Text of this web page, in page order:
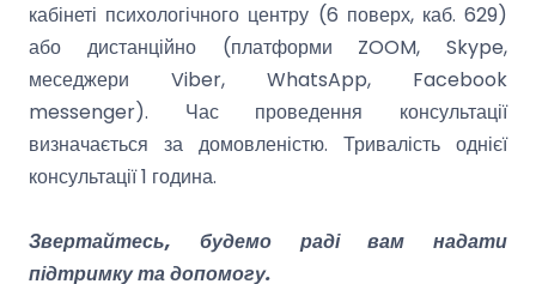
кабінеті психологічного центру (6 поверх, каб. 629)
або дистанційно (платформи ZOOM, Skype,
меседжери Viber, WhatsApp, Facebook
messenger). Час проведення консультації
визначається за домовленістю. Тривалість однієї
консультації 1 година.
Звертайтесь, будемо раді вам надати
підтримку та допомогу.